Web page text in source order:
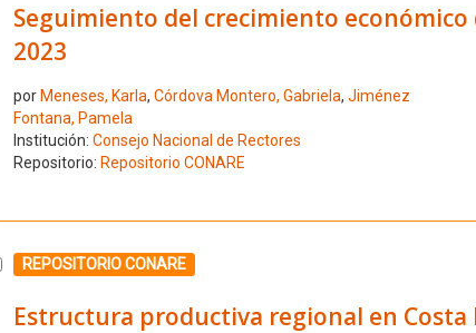
Seguimiento del crecimiento
2023
por Meneses, Karla, Córdova Montero, Gabriela, Jiménez
Fontana, Pamela
Institución: Consejo Nacional de Rectores
Repositorio: Repositorio CONARE
Seleccione el número de resultado 8
REPOSITORIO CONARE
Estructura productiva regional en Costa